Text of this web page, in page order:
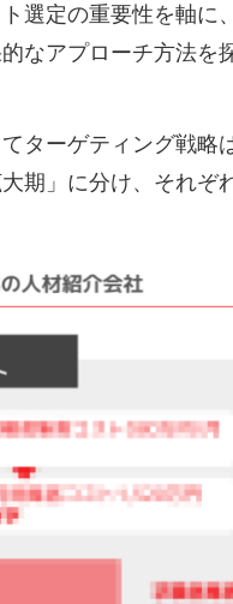
選定の重要性を軸
なアプローチ方法を
ターゲティング戦
期」に分け、それぞ